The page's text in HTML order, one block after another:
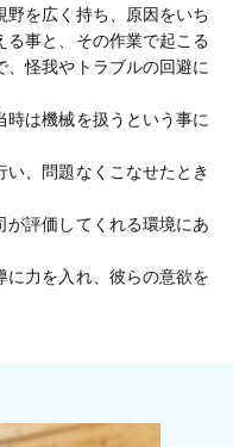
野を広く持ち、原因をいち
る事と、その作業で起こる
、怪我やトラブルの回避に
時は機械を扱うという事に
い、問題なくこなせたとき
が評価してくれる環境にあ
に力を入れ、彼らの意欲を